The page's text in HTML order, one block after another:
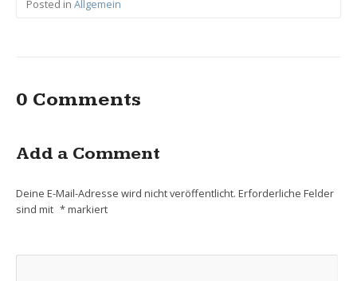
Posted in Allgemein
0 Comments
Add a Comment
Deine E-Mail-Adresse wird nicht veröffentlicht. Erforderliche Felder
sind mit *markiert